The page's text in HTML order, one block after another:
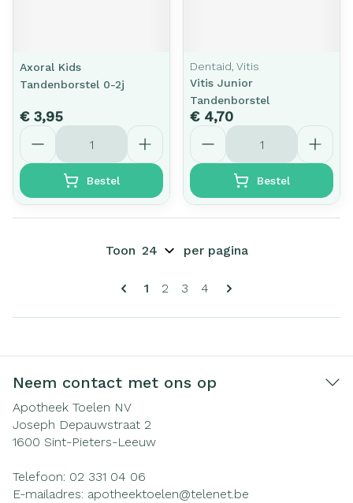
Axoral Kids
Tandenborstel 0-2j
€ 3,95
Aantal
Bestel
Dentaid, Vitis
Vitis Junior
Tandenborstel
€ 4,70
Aantal
Bestel
Pagina's
U lees momenteel pagina
1 Pagina
2 Pagina
3 Pagina
4
Toon per pagina
Neem contact met ons op
Apotheek Toelen NV
Joseph Depauwstraat 2
1600 Sint-Pieters-Leeuw
Telefoon: 02 331 04 06
E-mailadres: apotheektoelen@telenet.be